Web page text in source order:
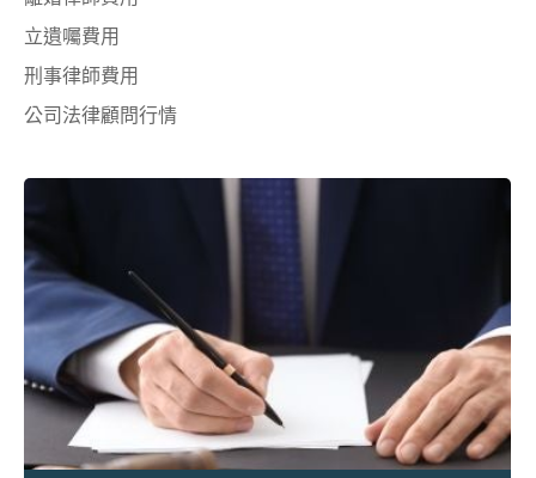
立遺囑費用
刑事律師費用
公司法律顧問行情